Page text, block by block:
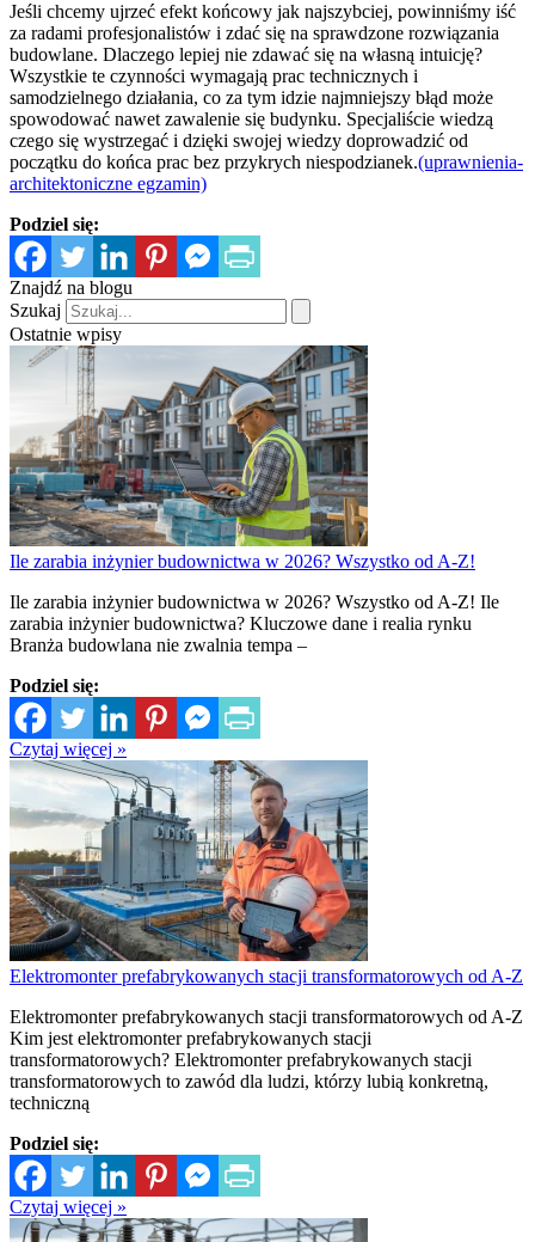
Jeśli chcemy ujrzeć efekt końcowy jak najszybciej, powinniśmy iść
za radami profesjonalistów i zdać się na sprawdzone rozwiązania
budowlane. Dlaczego lepiej nie zdawać się na własną intuicję?
Wszystkie te czynności wymagają prac technicznych i
samodzielnego działania, co za tym idzie najmniejszy błąd może
spowodować nawet zawalenie się budynku. Specjaliście wiedzą
czego się wystrzegać i dzięki swojej wiedzy doprowadzić od
początku do końca prac bez przykrych niespodzianek.(uprawnienia-
architektoniczne egzamin)
Podziel się:
Znajdź na blogu
Szukaj
Ostatnie wpisy
Ile zarabia inżynier budownictwa w 2026? Wszystko od A-Z!
Ile zarabia inżynier budownictwa w 2026? Wszystko od A-Z! Ile
zarabia inżynier budownictwa? Kluczowe dane i realia rynku
Branża budowlana nie zwalnia tempa –
Podziel się:
Czytaj więcej »
Elektromonter prefabrykowanych stacji transformatorowych od A-Z
Elektromonter prefabrykowanych stacji transformatorowych od A-Z
Kim jest elektromonter prefabrykowanych stacji
transformatorowych? Elektromonter prefabrykowanych stacji
transformatorowych to zawód dla ludzi, którzy lubią konkretną,
techniczną
Podziel się:
Czytaj więcej »